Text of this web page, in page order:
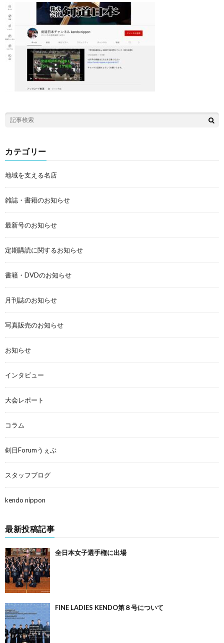
カテゴリー
地域を支える名店
雑誌・書籍のお知らせ
最新号のお知らせ
定期購読に関するお知らせ
書籍・DVDのお知らせ
月刊誌のお知らせ
写真販売のお知らせ
お知らせ
インタビュー
大会レポート
コラム
剣日Forumうぇぶ
スタッフブログ
kendo nippon
最新投稿記事
全日本女子選手権に出場
FINE LADIES KENDO第８号について